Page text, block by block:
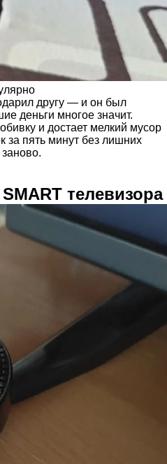
другу — и он был
деньги многое значит.
и достает мелкий мусор
за пять минут без лишних
телевизора